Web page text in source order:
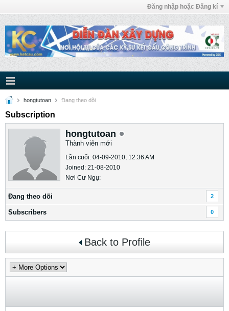
Đăng nhập hoặc Đăng kí
hongtutoan Ðang theo dõi
Subscription
hongtutoan
Thành viên mới
Lần cuối: 04-09-2010, 12:36 AM
Joined: 21-08-2010
Nơi Cư Ngụ:
Ðang theo dõi 2
Subscribers 0
Back to Profile